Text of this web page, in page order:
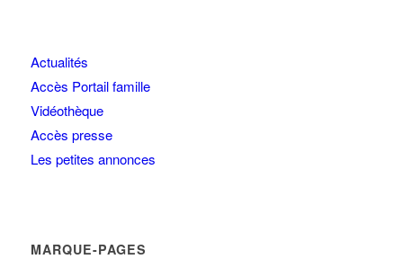
Actualités
Accès Portail famille
Vidéothèque
Accès presse
Les petites annonces
MARQUE-PAGES